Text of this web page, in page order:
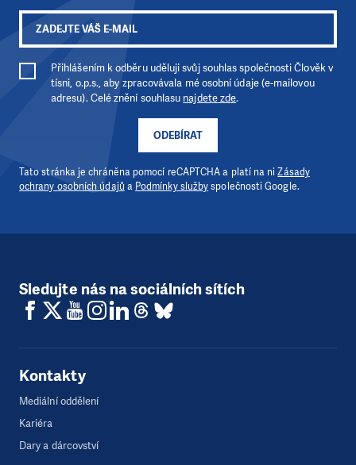
ODEBÍRAT
Přihlášením k odběru uděluji svůj souhlas společnosti Člověk v
tísni, o.p.s., aby zpracovávala mé osobní údaje (e-mailovou
adresu). Celé znění souhlasu najdete zde.
Tato stránka je chráněna pomocí reCAPTCHA a platí na niZásady
ochrany osobních údajů a Podmínky službyspolečnosti Google.
Sledujte nás na sociálních sítích
Kontakty
Mediální oddělení
Kariéra
Dary a dárcovství